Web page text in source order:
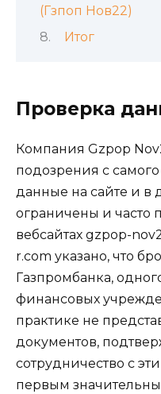
(Гзпоп Нов22)
Итог
Проверка
Компания Gzpop
подозрения с
данные на сайте и в
ограничены и часто
вебсайтах gzpop-
r.com указано, что
Газпромбанка,
финансовых
практике не
документов,
сотрудничество с
первым